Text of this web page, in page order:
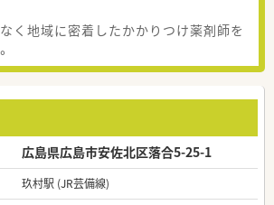
く地域に密着したかかりつけ薬剤師を
広島県広島市安佐北区落合5-25-1
玖村駅 (JR芸備線)